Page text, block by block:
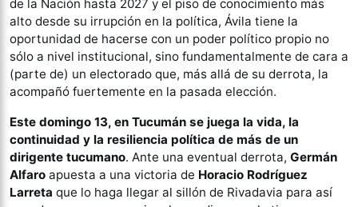
de la Nación hasta 2027 y el piso de conocimiento más
alto desde su irrupción en la política, Ávila tiene la
oportunidad de hacerse con un poder político propio no
sólo a nivel institucional, sino fundamentalmente de cara a
(parte de) un electorado que, más allá de su derrota, la
acompañó fuertemente en la pasada elección.
Este domingo 13, en Tucumán se juega la vida, la
continuidad y la resiliencia política de más de un
dirigente tucumano. Ante una eventual derrota, Germán
Alfaro apuesta a una victoria de Horacio Rodríguez
Larreta que lo haga llegar al sillón de Rivadavia para así